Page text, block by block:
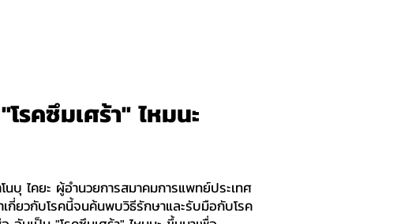
รคซึมเศร้า" ไหมนะ
นบุ ไคยะ ผู้อำนวยการสมาคมการแพทย์ประเทศ
ยวกับโรคนี้จนค้นพบวิธีรักษาและรับมือกับโรค